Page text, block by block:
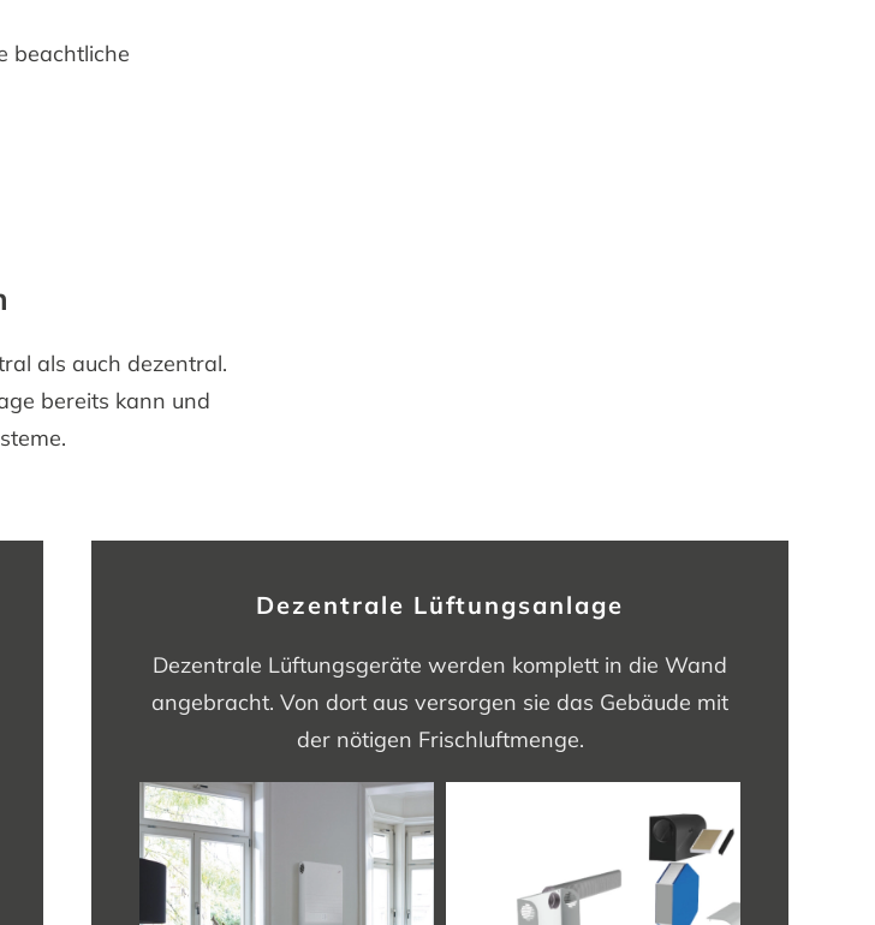
beachtliche
als auch dezentral.
bereits kann und
Dezentrale Lüftungsanlage
Dezentrale Lüftungsgeräte werden komplett in die Wand
angebracht. Von dort aus versorgen sie das Gebäude mit
der nötigen Frischluftmenge.